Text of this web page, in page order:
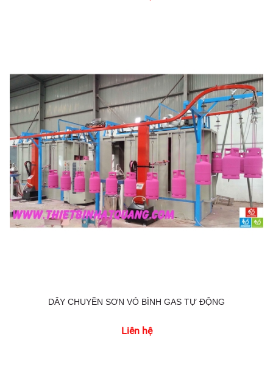
DÂY CHUYỀN SƠN VỎ BÌNH GAS TỰ ĐỘNG
Liên hệ